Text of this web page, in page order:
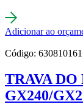
Adicionar ao
Código: 630810161
TRAVA
GX240/